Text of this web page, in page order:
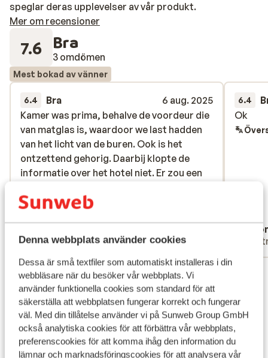
Denna webbplats använder cookies
Dessa är små textfiler som automatiskt installeras i din
webbläsare när du besöker vår webbplats. Vi
använder funktionella cookies som standard för att
säkerställa att webbplatsen fungerar korrekt och fungerar
väl. Med din tillåtelse använder vi på Sunweb Group GmbH
också analytiska cookies för att förbättra vår webbplats,
preferenscookies för att komma ihåg den information du
lämnar och marknadsföringscookies för att analysera vår
speglar deras upplevelser av vår produkt.
Mer om recensioner
7.6 Bra
3 omdömen
Mest bokad av vänner
6.4 Bra
6 aug. 2025
Kamer was prima, behalve de voordeur die
van matglas is, waardoor we last hadden
van het licht van de buren. Ook is het
ontzettend gehorig. Daarbij klopte de
informatie over het hotel niet. Er zou een
Duitse zenders zijn, er zou een strijkplank
Kamer was prima, behalve de voordeur die
van matglas is, waardoor we last hadden
van het licht van de buren. Ook is het
ontzettend gehorig. Daarbij klopte de
informatie over het hotel niet. Er zou een
Duitse zenders...
Vänner
6.4
Ok
Ok
Visa alla 3 omdömen
Läge